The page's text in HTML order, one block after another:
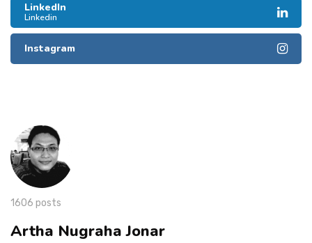
LinkedIn
Linkedin
Instagram
1606 posts
Artha Nugraha Jonar